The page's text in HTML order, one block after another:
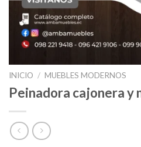
INICIO / MUEBLES MODERNOS
Peinadora cajonera y